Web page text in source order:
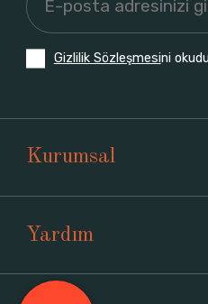
Gizlilik Sözleşmesini
Kurumsal
Yardım